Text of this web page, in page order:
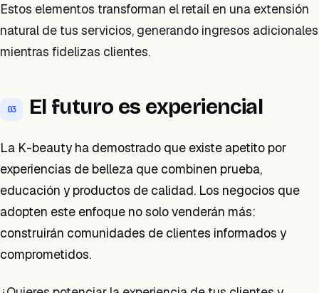
Estos elementos transforman el retail en una extensión
natural de tus servicios, generando ingresos adicionales
mientras fidelizas clientes.
03 El futuro es experiencial
La K-beauty ha demostrado que existe apetito por
experiencias de belleza que combinen prueba,
educación y productos de calidad. Los negocios que
adopten este enfoque no solo venderán más:
construirán comunidades de clientes informados y
comprometidos.